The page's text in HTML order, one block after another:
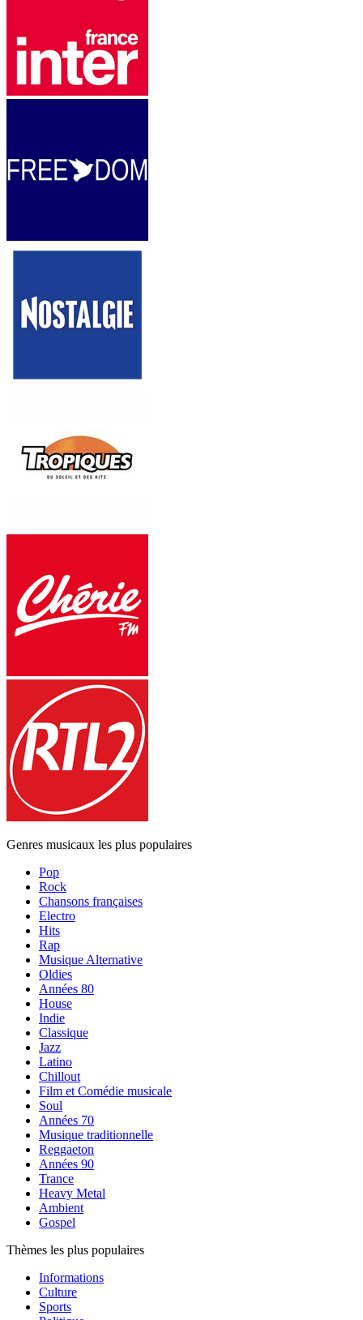
Genres musicaux les plus populaires
Pop
Rock
Chansons françaises
Electro
Hits
Rap
Musique Alternative
Oldies
Années 80
House
Indie
Classique
Jazz
Latino
Chillout
Film et Comédie musicale
Soul
Années 70
Musique traditionnelle
Reggaeton
Années 90
Trance
Heavy Metal
Ambient
Gospel
Thèmes les plus populaires
Informations
Culture
Sports